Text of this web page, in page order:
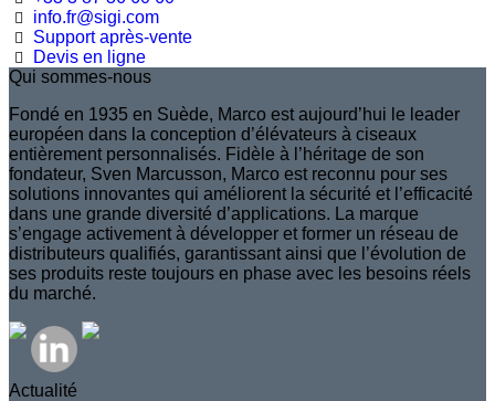
info.fr@sigi.com
Support après-vente
Devis en ligne
Qui sommes-nous
Fondé en 1935 en Suède, Marco est aujourd’hui le leader
européen dans la conception d’élévateurs à ciseaux
entièrement personnalisés. Fidèle à l’héritage de son
fondateur, Sven Marcusson, Marco est reconnu pour ses
solutions innovantes qui améliorent la sécurité et l’efficacité
dans une grande diversité d’applications. La marque
s’engage activement à développer et former un réseau de
distributeurs qualifiés, garantissant ainsi que l’évolution de
ses produits reste toujours en phase avec les besoins réels
du marché.
Actualité